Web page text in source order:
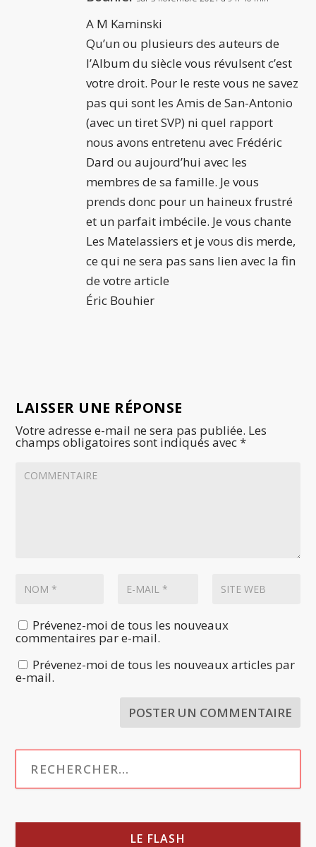
A M Kaminski
Qu’un ou plusieurs des auteurs de
l’Album du siècle vous révulsent c’est
votre droit. Pour le reste vous ne savez
pas qui sont les Amis de San-Antonio
(avec un tiret SVP) ni quel rapport
nous avons entretenu avec Frédéric
Dard ou aujourd’hui avec les
membres de sa famille. Je vous
prends donc pour un haineux frustré
et un parfait imbécile. Je vous chante
Les Matelassiers et je vous dis merde,
ce qui ne sera pas sans lien avec la fin
de votre article
Éric Bouhier
LAISSER UNE RÉPONSE
Votre adresse e-mail ne sera pas publiée. Les
champs obligatoires sont indiqués avec*
Prévenez-moi de tous les nouveaux
commentaires par e-mail.
Prévenez-moi de tous les nouveaux articles par
e-mail.
LE FLASH